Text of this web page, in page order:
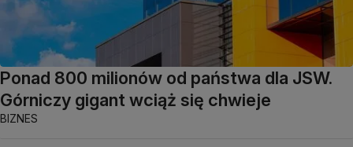
Ponad 800 milionów od państwa dla JSW.
Górniczy gigant wciąż się chwieje
BIZNES